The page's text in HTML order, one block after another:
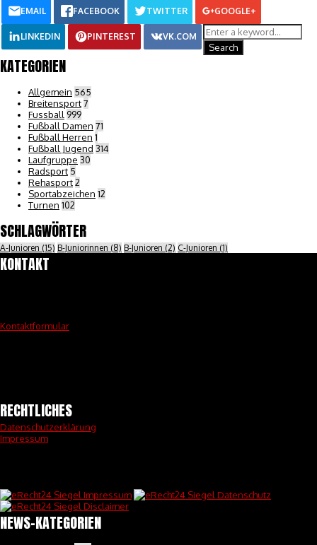
EMAIL FACEBOOK TWITTER GOOGLE+
LINKEDIN PINTEREST VK.COM
KATEGORIEN
Allgemein 565
Breitensport7
Fussball 999
Fußball Damen 71
Fußball Herren 1
Fußball Jugend 314
Laufgruppe 30
Radsport 5
Rehasport2
Sportabzeichen 12
Turnen 102
SCHLAGWÖRTER
A-Junioren (15) B-Juniorinnen (8) B-Junioren (2) C-Junioren (1)
KONTAKT
Kontaktformular
RECHTLICHES
Datenschutzerklärung
Impressum
NEWS-KATEGORIEN